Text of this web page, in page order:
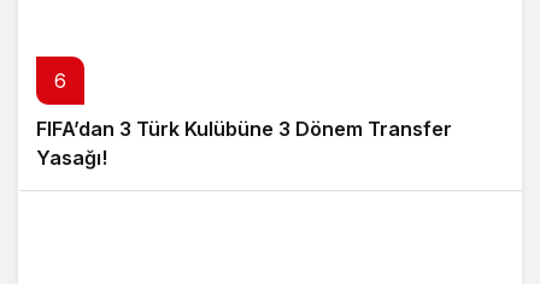
6
FIFA’dan 3 Türk Kulübüne 3 Dönem Transfer
Yasağı!